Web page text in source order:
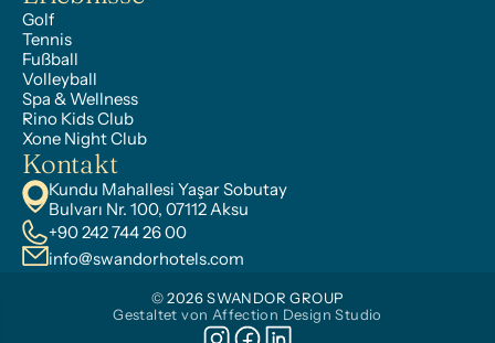
Golf
Tennis
Fußball
Volleyball
Spa & Wellness
Rino Kids Club
Xone Night Club
Kontakt
Kundu Mahallesi Yaşar Sobutay
Bulvarı Nr. 100, 07112 Aksu
+90 242 744 26 00
info@swandorhotels.com
© 2026 SWANDOR GROUP
Gestaltet von Affection Design Studio